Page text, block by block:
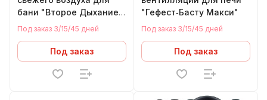
бани "Второе Дыхание"
Арома Мини (430)
Под заказ 3/15/45 дней
Под заказ
"Гефест‑Басту Макси"
Под заказ 3/15/45 дней
Под заказ